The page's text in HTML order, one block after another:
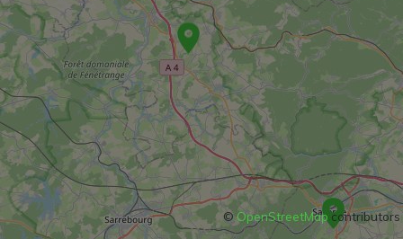
© OpenStreetMap contributors